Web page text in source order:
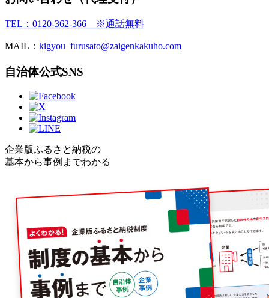
TEL：0120-362-366 ※通話無料
MAIL： kigyou_furusato@zaigenkakuho.com
自治体公式SNS
企業版ふるさと納税の
基本から事例までわかる